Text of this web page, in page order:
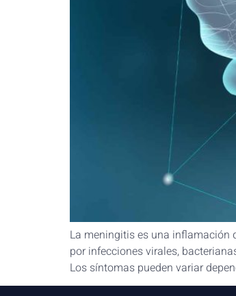
La meningitis es una inflamación
por infecciones virales,
Los síntomas pueden variar